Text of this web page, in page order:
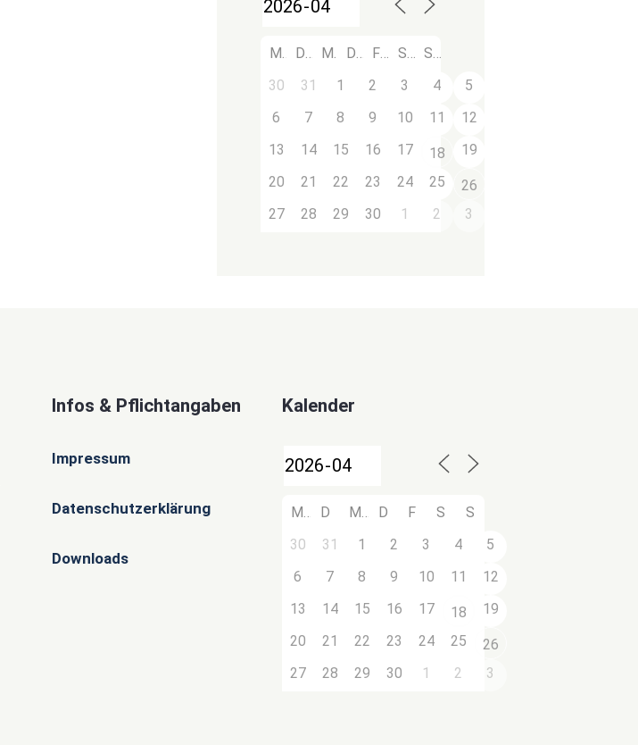
M D M D F S
S
30
31 1 2 3 4
5
6
7 8 9 10 11
12
13
14 15 16 17 18
19
20
21 22 23 24 25
26
27
28 29 30 1 2 3
Infos & Pflichtangaben
Impressum
Datenschutzerklärung
Downloads
Kalender
M D M D F S
S
30
31 1 2 3 4
5
6
7 8 9 10 11
12
13
14 15 16 17 18
19
20
21 22 23 24 25
26
27
28 29 30 1 2 3